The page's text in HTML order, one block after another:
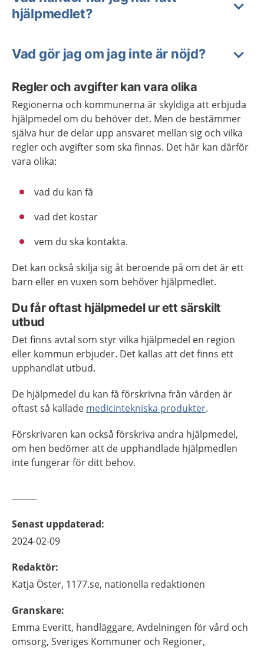
hjälpmedlet?
Vad gör jag om jag inte är nöjd?
Regler och avgifter kan vara olika
Regionerna och kommunerna är skyldiga att erbjuda
hjälpmedel om du behöver det. Men de bestämmer
själva hur de delar upp ansvaret mellan sig och vilka
regler och avgifter som ska finnas. Det här kan därför
vara olika:
vad du kan få
vad det kostar
vem du ska kontakta.
Det kan också skilja sig åt beroende på om det är ett
barn eller en vuxen som behöver hjälpmedlet.
Du får oftast hjälpmedel ur ett särskilt
utbud
Det finns avtal som styr vilka hjälpmedel en region
eller kommun erbjuder. Det kallas att det finns ett
upphandlat utbud.
De hjälpmedel du kan få förskrivna från vården är
oftast så kallade medicintekniska produkter.
Förskrivaren kan också förskriva andra hjälpmedel,
om hen bedömer att de upphandlade hjälpmedlen
inte fungerar för ditt behov.
Senast uppdaterad:
2024-02-09
Redaktör:
Katja Öster, 1177.se, nationella redaktionen
Granskare:
Emma Everitt, handläggare, Avdelningen för vård och
omsorg, Sveriges Kommuner och Regioner,